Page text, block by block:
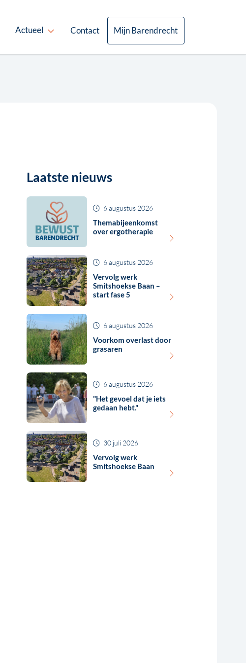
Actueel Contact Mijn Barendrecht
Laatste nieuws
Themabijeenkomst
over ergotherapie
6 augustus 2026
Vervolg werk
Smitshoekse Baan –
start fase 5
6 augustus 2026
Voorkom overlast door
grasaren
6 augustus 2026
"Het gevoel dat je iets
gedaan hebt."
6 augustus 2026
Vervolg werk
Smitshoekse Baan
30 juli 2026